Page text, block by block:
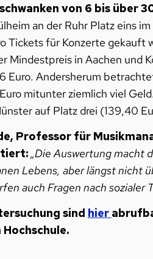
von 6 bis über
an der Ruhr Platz eins
Tickets für Konzerte gekauft
Mindestpreis in Aachen und
Euro. Andersherum
mitunter ziemlich viel
auf Platz drei (139,40
Professor für
„Die Auswertung macht
Lebens, aber längst nicht
auch Fragen nach sozialer
sind hier